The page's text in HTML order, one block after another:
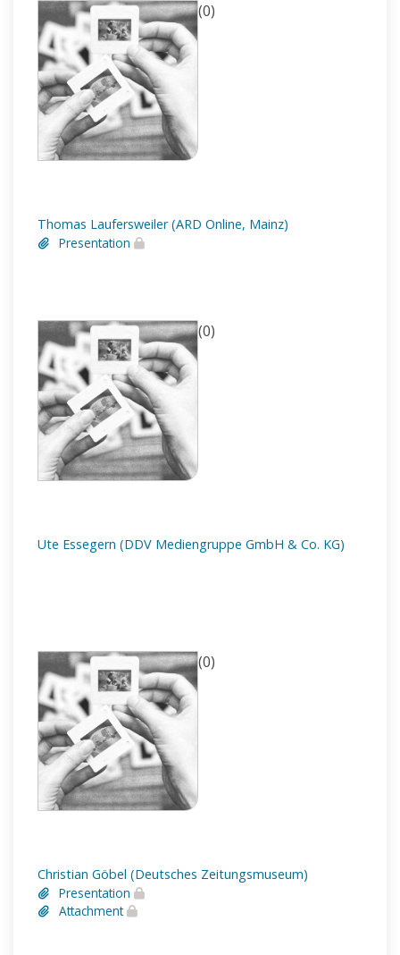
(0)
Thomas Laufersweiler (ARD Online, Mainz)
Presentation
(0)
Ute Essegern (DDV Mediengruppe GmbH & Co. KG)
(0)
Christian Göbel (Deutsches Zeitungsmuseum)
Presentation
Attachment